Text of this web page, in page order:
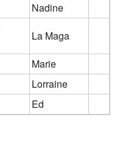
Nadine
La Maga
Marie
Lorraine
Ed